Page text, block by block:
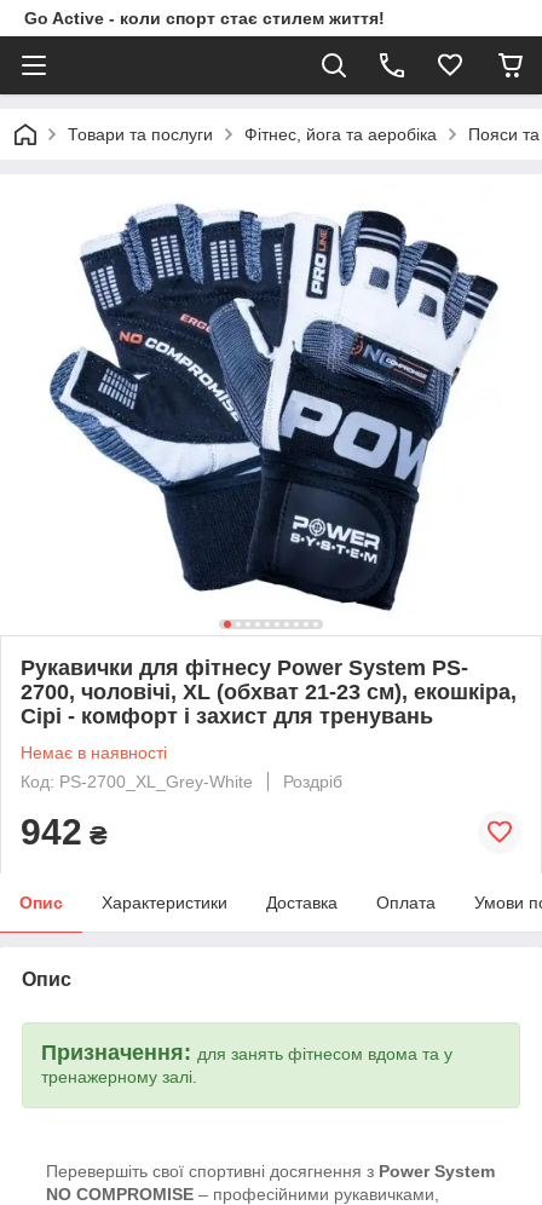
Go Active - коли спорт стає стилем життя!
Товари та послуги Фітнес, йога та аеробіка Пояси та
Рукавички для фітнесу Power System PS-
2700, чоловічі, XL (обхват 21-23 см), екошкіра,
Сірі - комфорт і захист для тренувань
Немає в наявності
Код: PS-2700_XL_Grey-White
Роздріб
942 ₴
Опис Характеристики Доставка Оплата Умови
Опис
Призначення: для занять фітнесом вдома та у
тренажерному залі.
Перевершіть свої спортивні досягнення з Power System
NO COMPROMISE – професійними рукавичками,